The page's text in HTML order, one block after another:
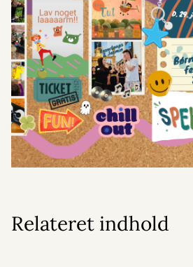
Relateret indhold